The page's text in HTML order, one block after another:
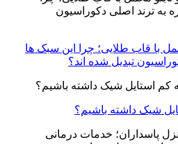
با قاب طلایی؛ چرا این سبک ها
تبدیل شده اند؟
شیک داشته باشیم؟